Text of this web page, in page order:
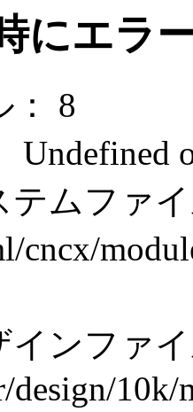
にエラ
： 8
Undefined
テムファ
cncx/
インファ
design/10k/